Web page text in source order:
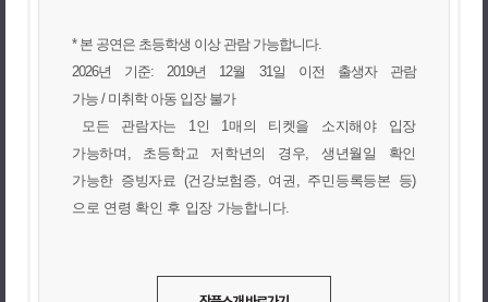
* 본 공연은 초등학생 이상 관람 가능합니다.
2026년 기준: 2019년 12월 31일 이전 출생자 관람
가능 / 미취학 아동 입장 불가
모든 관람자는 1인 1매의 티켓을 소지해야 입장
가능하며 , 초등학교 저학년의 경우, 생년월일 확인
가능한 증빙자료 (건강보험증, 여권 , 주민등록등본 등)
으로 연령 확인 후 입장 가능합니다.